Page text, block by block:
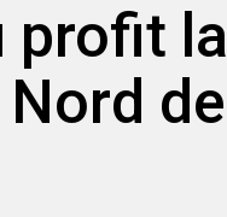
profit la
de